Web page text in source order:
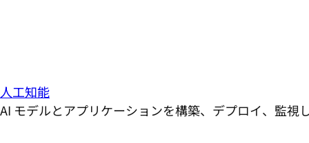
人工知能
AI モデルとアプリケーションを構築、デプロイ、監視